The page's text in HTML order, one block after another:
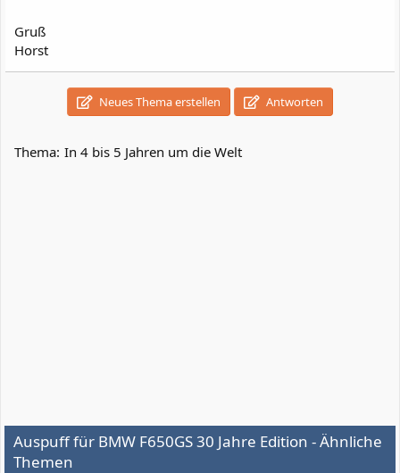
Gruß
Horst
Neues Thema erstellen Antworten
Thema: In 4 bis 5 Jahren um die Welt
Auspuff für BMW F650GS 30 Jahre Edition - Ähnliche
Themen